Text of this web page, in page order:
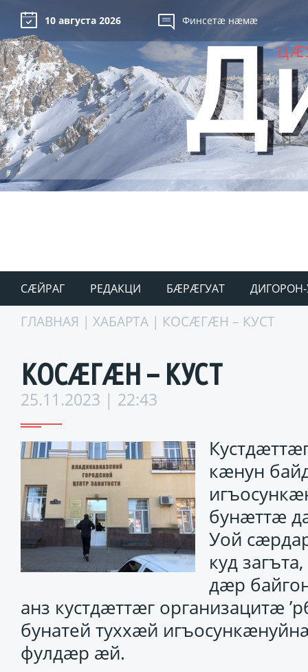
10 августа 2026 Финсетæ нæмæ
СÆЙРАГ РЕДАКЦИ БÆРÆГУАТ ДИГОРОН-
ГЛАВНАЯ | ХАБАРТА | КОСÆГÆН – КУСТ
КОСÆГÆН – КУСТ
25.11.2023 | 22:43
кæнун
бунæттæ
Уой
куд
дæр
анз кустдæттæг организацитæ
бунатей туххæй
фулдæр æй.